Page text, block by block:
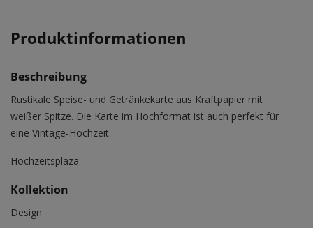
Produktinformationen
Beschreibung
Rustikale Speise- und Getränkekarte aus Kraftpapier mit
weißer Spitze. Die Karte im Hochformat ist auch perfekt für
eine Vintage-Hochzeit.
Hochzeitsplaza
Kollektion
Design